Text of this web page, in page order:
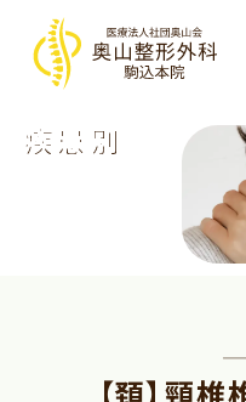
疾患別
【頚】頸